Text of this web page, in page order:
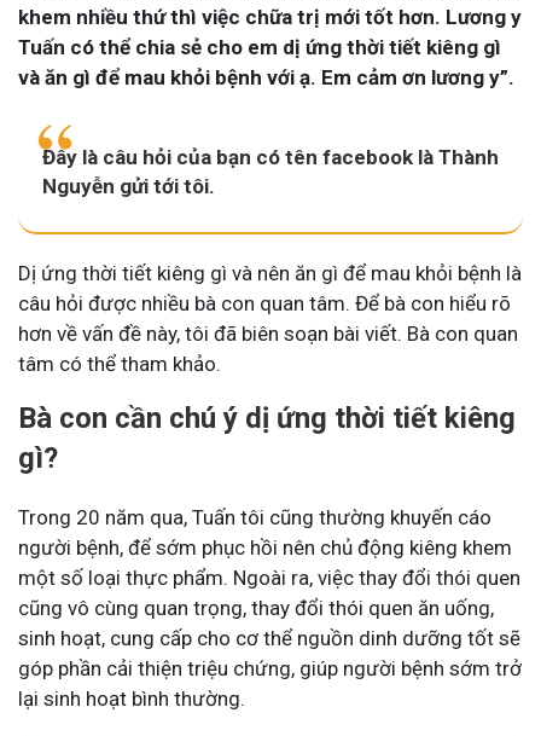
khem nhiều thứ thì việc chữa trị mới tốt hơn. Lương y
Tuấn có thể chia sẻ cho em dị ứng thời tiết kiêng gì
và ăn gì để mau khỏi bệnh với ạ. Em cảm ơn lương y”.
Đây là câu hỏi của bạn có tên facebook là Thành
Nguyễn gửi tới tôi.
Dị ứng thời tiết kiêng gì và nên ăn gì để mau khỏi bệnh là
câu hỏi được nhiều bà con quan tâm. Để bà con hiểu rõ
hơn về vấn đề này, tôi đã biên soạn bài viết. Bà con quan
tâm có thể tham khảo.
Bà con cần chú ý dị ứng thời tiết kiêng
gì?
Trong 20 năm qua, Tuấn tôi cũng thường khuyến cáo
người bệnh, để sớm phục hồi nên chủ động kiêng khem
một số loại thực phẩm. Ngoài ra, việc thay đổi thói quen
cũng vô cùng quan trọng, thay đổi thói quen ăn uống,
sinh hoạt, cung cấp cho cơ thể nguồn dinh dưỡng tốt sẽ
góp phần cải thiện triệu chứng, giúp người bệnh sớm trở
lại sinh hoạt bình thường.